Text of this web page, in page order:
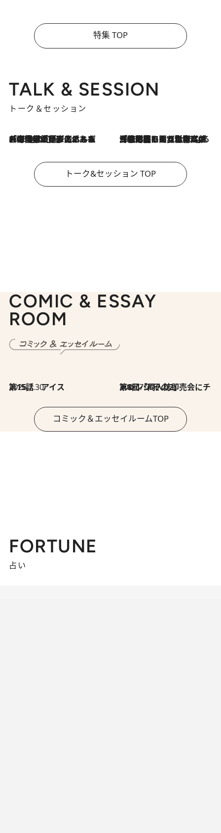
特集 TOP
TALK & SESSION
トーク＆セッション
2026.8.3
「今後値上げがあるとすれば…」「リスクがあるのは今年の冬」エネルギー専門家が語る、ホルムズ海峡封鎖が家庭にもたらす“ある心配” 2026.8.3
「住宅建てられない…」「サーチャージ料の高値が続いている」ホルムズ海峡封鎖による影響はいつまで続く？《エネルギー専門家に聞く“どうなる日本の暮らし”》
トーク&セッション TOP
COMIC & ESSAY
ROOM
2026.7.30
第15話 アイス 2026.7.30
第8回「同人誌即売会にチャレンジ その2」
コミック＆エッセイルームTOP
FORTUNE
占い